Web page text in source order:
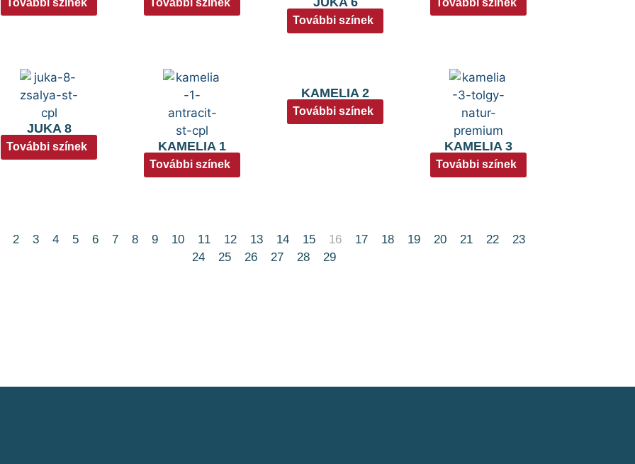
További színek További színek
További színek
További színek
JUKA 8
További színek KAMELIA 1
További színek
KAMELIA 2
További színek
KAMELIA 3
További színek
2 3 4 5 6 7 8 9 10 11 12 13 14 15 16 17 18 19 20 21 22
23
24
25 26 27 28 29